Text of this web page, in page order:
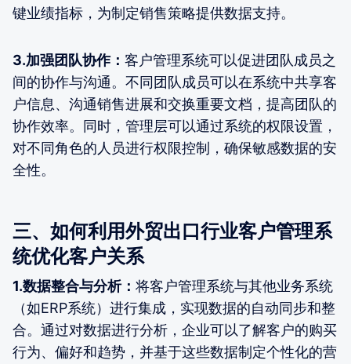
键业绩指标，为制定销售策略提供数据支持。
3.加强团队协作： 客户管理系统可以促进团队成员之
间的协作与沟通。不同团队成员可以在系统中共享客
户信息、沟通销售进展和交换重要文档，提高团队的
协作效率。同时，管理层可以通过系统的权限设置，
对不同角色的人员进行权限控制，确保敏感数据的安
全性。
三、如何利用外贸出口行业客户管理系
统优化客户关系
1.数据整合与分析： 将客户管理系统与其他业务系统
（如ERP系统）进行集成，实现数据的自动同步和整
合。通过对数据进行分析，企业可以了解客户的购买
行为、偏好和趋势，并基于这些数据制定个性化的营